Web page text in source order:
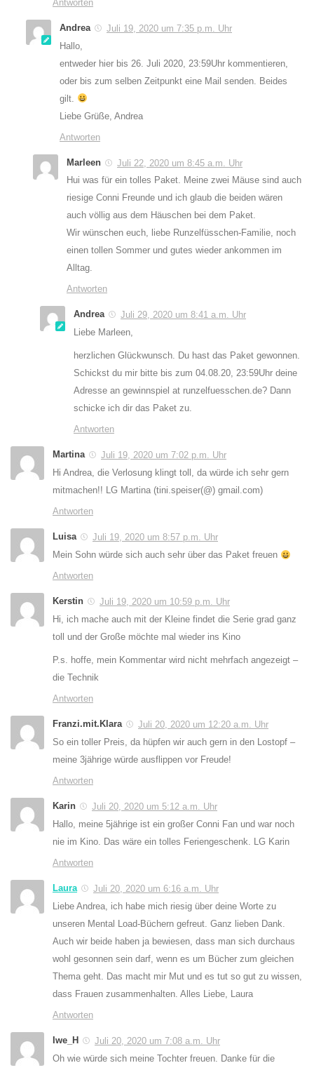
Antworten
Andrea
Juli 19, 2020 um 7:35 p.m. Uhr
Hallo,
entweder hier bis 26. Juli 2020, 23:59Uhr kommentieren,
oder bis zum selben Zeitpunkt eine Mail senden. Beides
gilt.
Liebe Grüße, Andrea
Antworten
Marleen
Juli 22, 2020 um 8:45 a.m. Uhr
Hui was für ein tolles Paket. Meine zwei Mäuse sind auch
riesige Conni Freunde und ich glaub die beiden wären
auch völlig aus dem Häuschen bei dem Paket.
Wir wünschen euch, liebe Runzelfüsschen-Familie, noch
einen tollen Sommer und gutes wieder ankommen im
Alltag.
Antworten
Andrea
Juli 29, 2020 um 8:41 a.m. Uhr
Liebe Marleen,
herzlichen Glückwunsch. Du hast das Paket gewonnen.
Schickst du mir bitte bis zum 04.08.20, 23:59Uhr deine
Adresse an gewinnspiel at runzelfuesschen.de? Dann
schicke ich dir das Paket zu.
Antworten
Martina
Juli 19, 2020 um 7:02 p.m. Uhr
Hi Andrea, die Verlosung klingt toll, da würde ich sehr gern
mitmachen!! LG Martina (tini.speiser(@) gmail.com)
Antworten
Luisa
Juli 19, 2020 um 8:57 p.m. Uhr
Mein Sohn würde sich auch sehr über das Paket freuen
Antworten
Kerstin
Juli 19, 2020 um 10:59 p.m. Uhr
Hi, ich mache auch mit der Kleine findet die Serie grad ganz
toll und der Große möchte mal wieder ins Kino
P.s. hoffe, mein Kommentar wird nicht mehrfach angezeigt –
die Technik
Antworten
Franzi.mit.Klara
Juli 20, 2020 um 12:20 a.m. Uhr
So ein toller Preis, da hüpfen wir auch gern in den Lostopf –
meine 3jährige würde ausflippen vor Freude!
Antworten
Karin
Juli 20, 2020 um 5:12 a.m. Uhr
Hallo, meine 5jährige ist ein großer Conni Fan und war noch
nie im Kino. Das wäre ein tolles Feriengeschenk. LG Karin
Antworten
Laura
Juli 20, 2020 um 6:16 a.m. Uhr
Liebe Andrea, ich habe mich riesig über deine Worte zu
unseren Mental Load-Büchern gefreut. Ganz lieben Dank.
Auch wir beide haben ja bewiesen, dass man sich durchaus
wohl gesonnen sein darf, wenn es um Bücher zum gleichen
Thema geht. Das macht mir Mut und es tut so gut zu wissen,
dass Frauen zusammenhalten. Alles Liebe, Laura
Antworten
Iwe_H
Juli 20, 2020 um 7:08 a.m. Uhr
Oh wie würde sich meine Tochter freuen. Danke für die